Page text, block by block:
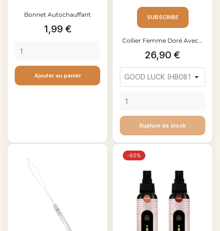
Bonnet Autochauffant
Prix
1,99 €
Ajouter au panier
SUBSCRIBE
Collier Femme Doré Avec...
Prix
26,90 €
Rupture de stock
-60%